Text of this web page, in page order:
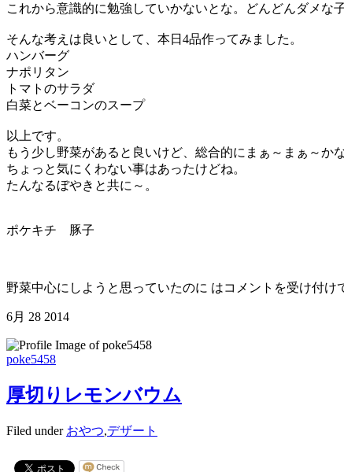
これから意識的に勉強していかないとな。どんどんダメな
そんな考えは良いとして、本日4品作ってみました。
ハンバーグ
ナポリタン
トマトのサラダ
白菜とベーコンのスープ
以上です。
もう少し野菜があると良いけど、総合的にまぁ～まぁ～かな
ちょっと気にくわない事はあったけどね。
たんなるぼやきと共に～。
ポケキチ 豚子
野菜中心にしようと思っていたのに はコメントを受け付け
6月 28 2014
poke5458
厚切りレモンバウム
Filed under おやつ,デザート